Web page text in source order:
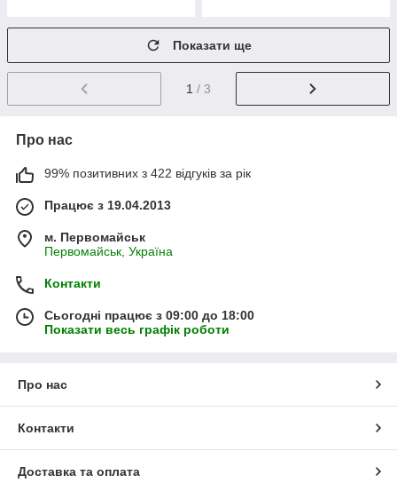
Показати ще
1 / 3
Про нас
99% позитивних з 422 відгуків за рік
Працює з 19.04.2013
м. Первомайськ
Первомайськ, Україна
Контакти
Сьогодні працює з 09:00 до 18:00
Показати весь графік роботи
Про нас
Контакти
Доставка та оплата